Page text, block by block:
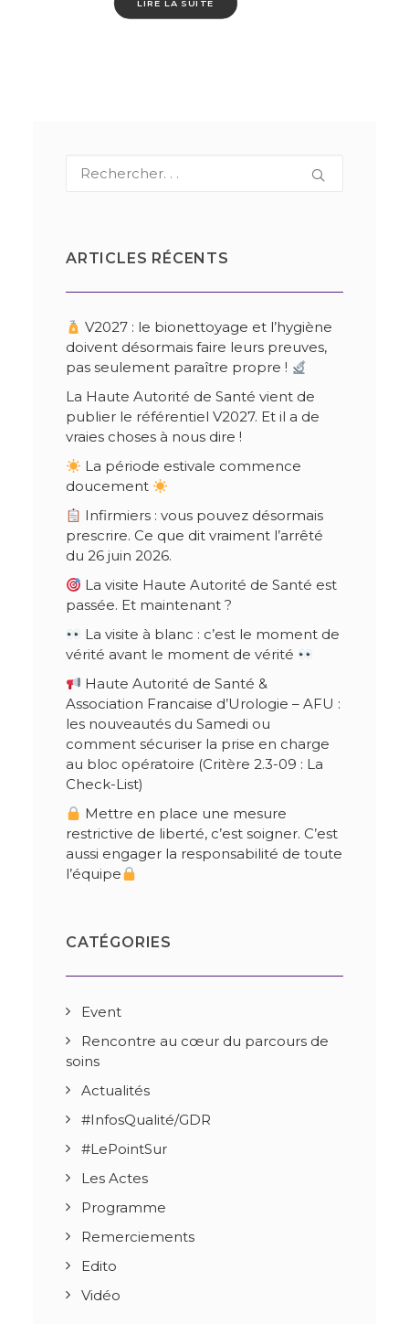
LIRE LA SUITE
ARTICLES RÉCENTS
V2027 : le bionettoyage et l’hygiène
doivent désormais faire leurs preuves,
pas seulement paraître propre !
La Haute Autorité de Santé vient de
publier le référentiel V2027. Et il a de
vraies choses à nous dire !
La période estivale commence
doucement
Infirmiers : vous pouvez désormais
prescrire. Ce que dit vraiment l’arrêté
du 26 juin 2026.
La visite Haute Autorité de Santé est
passée. Et maintenant ?
La visite à blanc : c’est le moment de
vérité avant le moment de vérité
Haute Autorité de Santé &
Association Francaise d’Urologie – AFU :
les nouveautés du Samedi ou
comment sécuriser la prise en charge
au bloc opératoire (Critère 2.3-09 : La
Check-List)
Mettre en place une mesure
restrictive de liberté, c’est soigner. C’est
aussi engager la responsabilité de toute
l’équipe
CATÉGORIES
Event
Rencontre au cœur du parcours de
soins
Actualités
#InfosQualité/GDR
#LePointSur
Les Actes
Programme
Remerciements
Edito
Vidéo